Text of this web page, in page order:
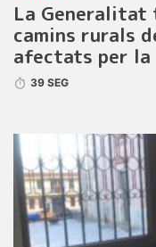
La Generalitat
camins rurals
afectats per la
39 SEG